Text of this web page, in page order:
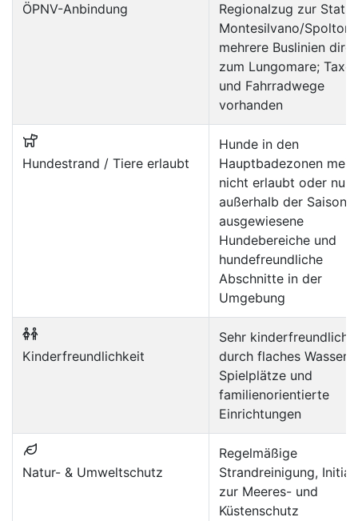
ÖPNV-Anbindung
Regionalzug zur
Montesilvano/
mehrere Buslinien
zum Lungomare;
und Fahrradwege
vorhanden
Hundestrand / Tiere erlaubt
Hunde in den
Hauptbadezonen
nicht erlaubt oder nur
außerhalb der Saison;
ausgewiesene
Hundebereiche und
hundefreundliche
Abschnitte in der
Umgebung
Kinderfreundlichkeit
Sehr kinderfreundlich
durch flaches Wasser,
Spielplätze und
familienorientierte
Einrichtungen
Natur- & Umweltschutz
Regelmäßige
Strandreinigung,
zur Meeres- und
Küstenschutz